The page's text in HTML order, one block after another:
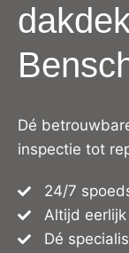
Dé
inspectie tot
24/7
Altijd
Dé